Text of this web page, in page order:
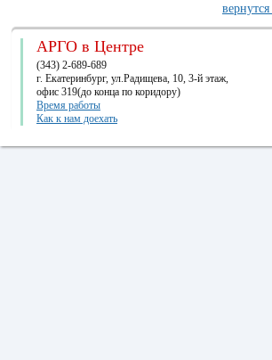
АРГО в Центре
(343) 2-689-689
г. Екатеринбург, ул.Радищева, 10, 3-й этаж,
офис 319(до конца по коридору)
Время работы
Как к нам доехать